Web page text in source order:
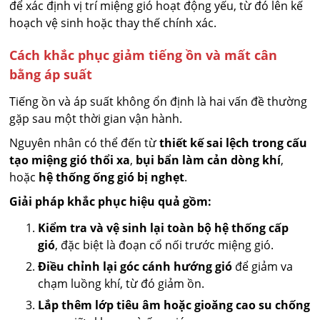
để xác định vị trí miệng gió hoạt động yếu, từ đó lên kế
hoạch vệ sinh hoặc thay thế chính xác.
Cách khắc phục giảm tiếng ồn và mất cân
bằng áp suất
Tiếng ồn và áp suất không ổn định là hai vấn đề thường
gặp sau một thời gian vận hành.
Nguyên nhân có thể đến từthiết kế sai lệch trong cấu
tạo miệng gió thổi xa, bụi bẩn làm cản dòng khí,
hoặc hệ thống ống gió bị nghẹt.
Giải pháp khắc phục hiệu quả gồm:
Kiểm tra và vệ sinh lại toàn bộ hệ thống cấp
gió, đặc biệt là đoạn cổ nối trước miệng gió.
Điều chỉnh lại góc cánh hướng gió để giảm va
chạm luồng khí, từ đó giảm ồn.
Lắp thêm lớp tiêu âm hoặc gioăng cao su chống